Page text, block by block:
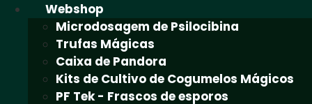
Webshop
Microdosagem de Psilocibina
Trufas Mágicas
Caixa de Pandora
Kits de Cultivo de Cogumelos Mágicos
PF Tek - Frascos de esporos